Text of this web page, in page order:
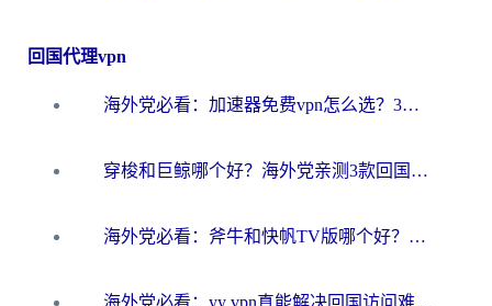
回国代理vpn
海外党必看：加速器免费vpn怎么选？3步教你无缝访问国内资源
穿梭和巨鲸哪个好？海外党亲测3款回国加速器，教你避开90%的坑
海外党必看：斧牛和快帆TV版哪个好？3分钟选对回国加速器，无缝刷B站、追热剧